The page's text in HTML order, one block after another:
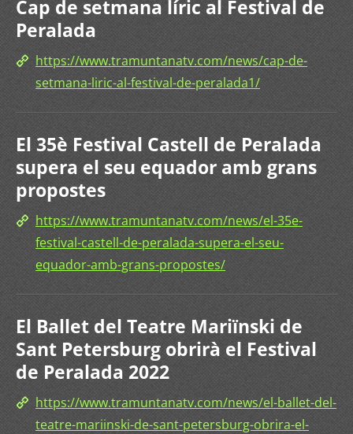
Cap de setmana líric al Festival de
Peralada
https://www.tramuntanatv.com/news/cap-de-
setmana-liric-al-festival-de-peralada1/
El 35è Festival Castell de Peralada
supera el seu equador amb grans
propostes
https://www.tramuntanatv.com/news/el-35e-
festival-castell-de-peralada-supera-el-seu-
equador-amb-grans-propostes/
El Ballet del Teatre Mariïnski de
Sant Petersburg obrirà el Festival
de Peralada 2022
https://www.tramuntanatv.com/news/el-ballet-del-
teatre-mariinski-de-sant-petersburg-obrira-el-